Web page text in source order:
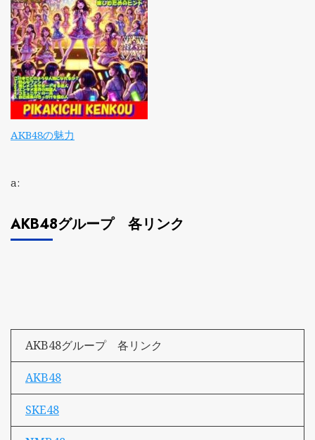
AKB48の魅力
a:
AKB48グループ 各リンク
AKB48グループ 各リンク
AKB48
SKE48